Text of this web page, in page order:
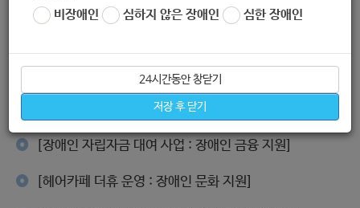
비장애인
심하지 않은 장애인 심한 장애인
24시간동안 창닫기
저장 후 닫기
[장애인 통합복지카드 발급 : 장애인 지원]
[발달재활서비스 : 장애인 일상생활 지원]
[노원구장애인일자리지원센터 운영 : 장애인 일자리 지
[장애인 자립자금 대여 사업 : 장애인 금융 지원]
[헤어카페 더휴 운영 : 장애인 문화 지원]